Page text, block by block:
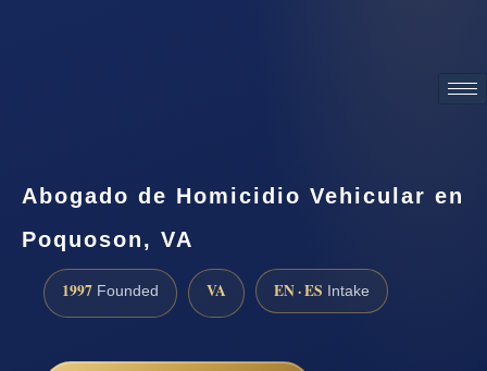
Abogado de Homicidio Vehicular en
Poquoson, VA
1997 Founded VA EN · ES Intake